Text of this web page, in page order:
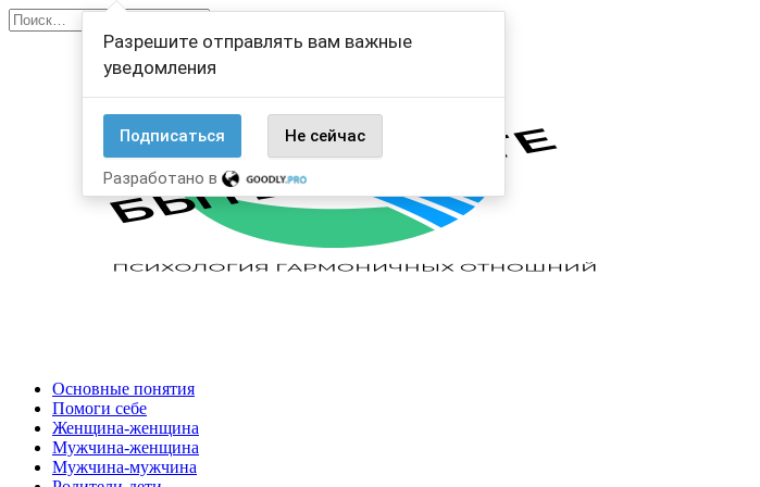
Перейти
к
Search
for:
Основные понятия
Помоги себе
Женщина-женщина
Мужчина-женщина
Мужчина-мужчина
Разрешите отправлять вам важные
уведомления
Подписаться Не сейчас
Разработано в